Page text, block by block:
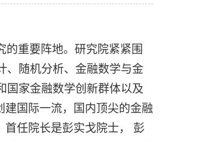
的重要阵地。研究院紧紧围
、随机分析、金融数学与金
国家金融数学创新群体以及
建国际一流，国内顶尖的金融
首任院长是彭实戈院士，
彭